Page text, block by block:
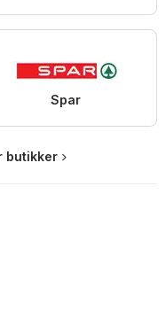
Spar
butikker